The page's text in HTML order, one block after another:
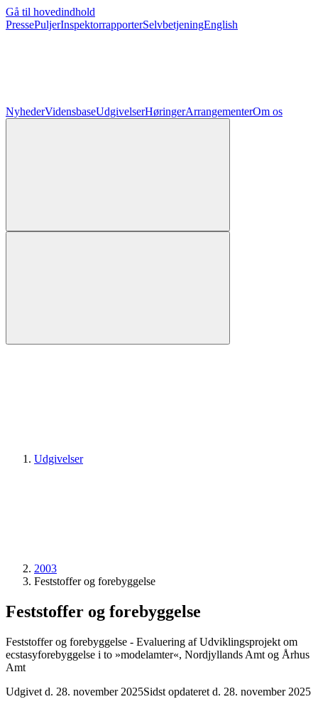
Gå til hovedindhold
PressePuljerInspektorrapporterSelvbetjeningEnglish
NyhederVidensbaseUdgivelserHøringerArrangementerOm os
Udgivelser
2003
Feststoffer og forebyggelse
Feststoffer og forebyggelse
Feststoffer og forebyggelse - Evaluering af Udviklingsprojekt om
ecstasyforebyggelse i to »modelamter«, Nordjyllands Amt og Århus
Amt
Udgivet d. 28. november 2025Sidst opdateret d. 28. november 2025